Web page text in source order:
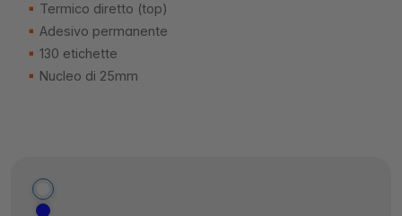
Termico diretto (top)
Adesivo permanente
130 etichette
Nucleo di 25mm